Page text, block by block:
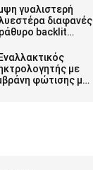
σε πάνελ
για
μηχανών
γυαλιστερή
διαφανές
backlit
για
CNC
με
φώτισης με